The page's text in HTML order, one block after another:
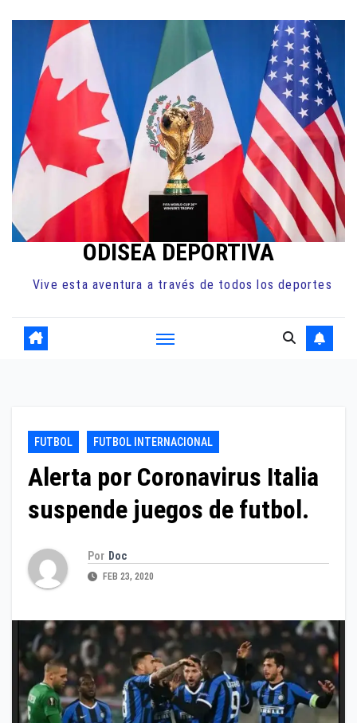
contenido
ODISEA DEPORTIVA
Vive esta aventura a través de todos los deportes
FUTBOL FUTBOL INTERNACIONAL
Alerta por Coronavirus Italia
suspende juegos de futbol.
Por Doc
FEB 23, 2020